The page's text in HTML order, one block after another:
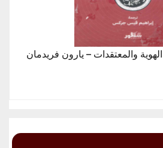
والمعتقدات – يارون فريدمان